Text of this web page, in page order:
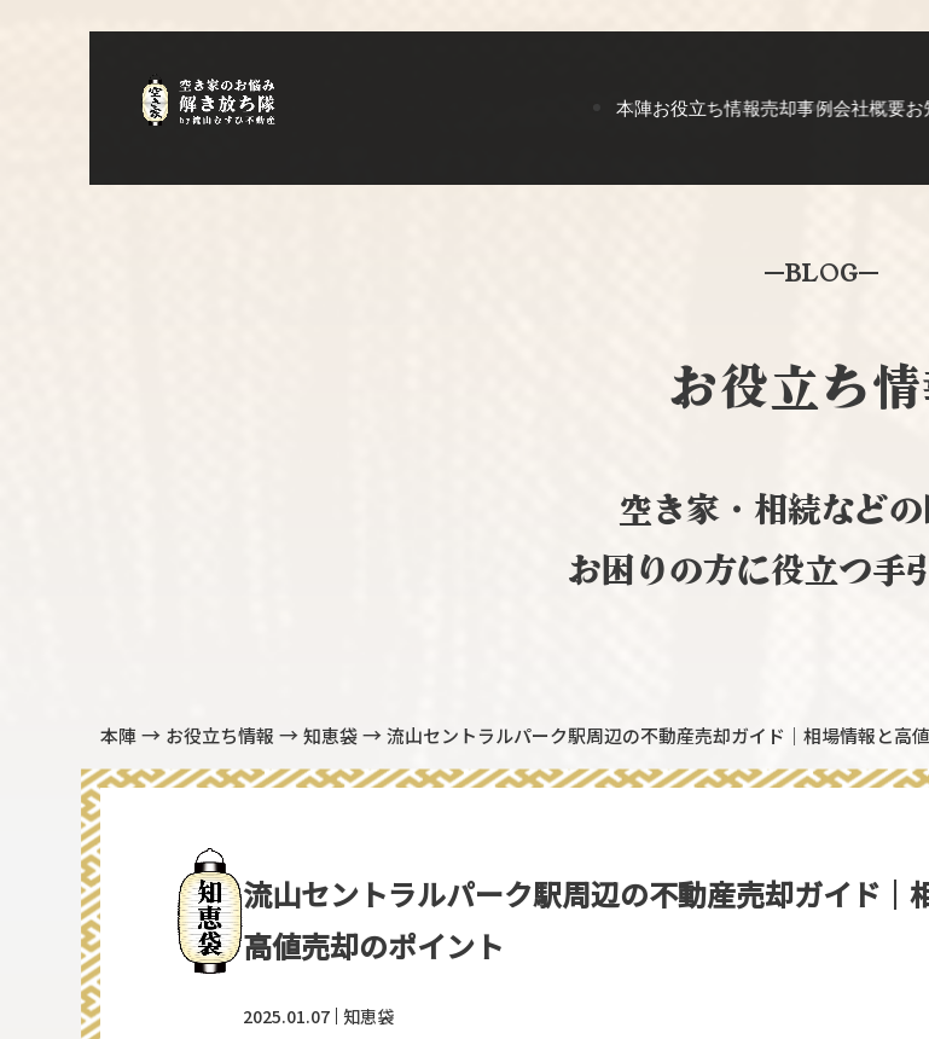
本陣お役立ち情報売却事例会社概要お
BLOG
お役立ち情
空き家・相続など
お困りの方に役立つ手
本陣→ お役立ち情報 →知恵袋→流山セントラルパーク駅周辺の不動産売却ガイド｜相場情報と高
流山セントラルパーク駅周辺の不動産売却ガイド｜
高値売却のポイント
2025.01.07 知恵袋